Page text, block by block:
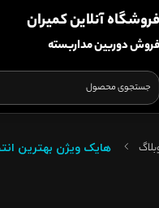
فروشگاه آنلاین کمیران
فروش دوربین مداربسته
هایک ویژن بهترین